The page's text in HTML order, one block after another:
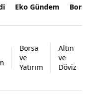
Eko Gündem
Borsa
ve
Yatırım
Altın
ve
Döviz